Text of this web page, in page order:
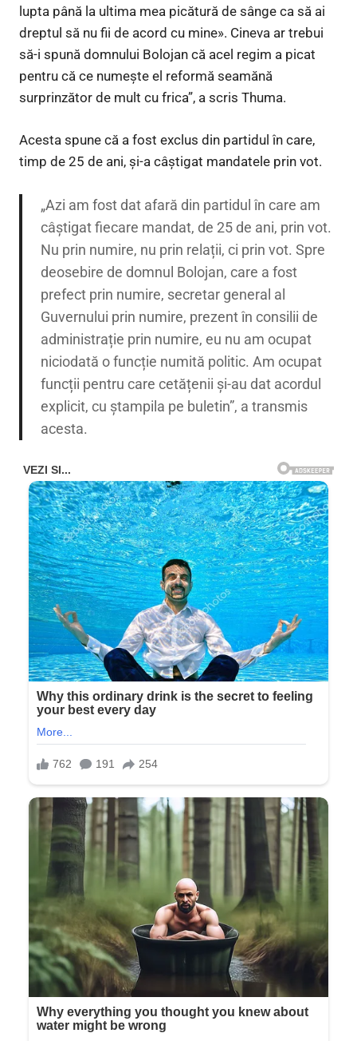
lupta până la ultima mea picătură de sânge ca să ai
dreptul să nu fii de acord cu mine». Cineva ar trebui
să-i spună domnului Bolojan că acel regim a picat
pentru că ce numește el reformă seamănă
surprinzător de mult cu frica”, a scris Thuma.
Acesta spune că a fost exclus din partidul în care,
timp de 25 de ani, și-a câștigat mandatele prin vot.
„Azi am fost dat afară din partidul în care am
câștigat fiecare mandat, de 25 de ani, prin vot.
Nu prin numire, nu prin relații, ci prin vot. Spre
deosebire de domnul Bolojan, care a fost
prefect prin numire, secretar general al
Guvernului prin numire, prezent în consilii de
administrație prin numire, eu nu am ocupat
niciodată o funcție numită politic. Am ocupat
funcții pentru care cetățenii și-au dat acordul
explicit, cu ștampila pe buletin”, a transmis
acesta.